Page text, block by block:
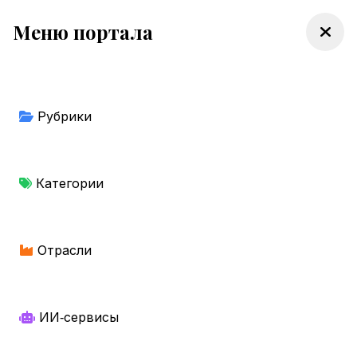
Меню портала
Рубрики
Категории
Отрасли
ИИ‑сервисы